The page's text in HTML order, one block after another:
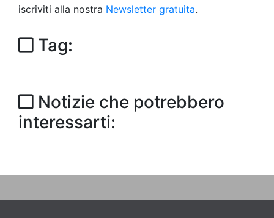
iscriviti alla nostra Newsletter gratuita.
Tag:
Notizie che potrebbero
interessarti: